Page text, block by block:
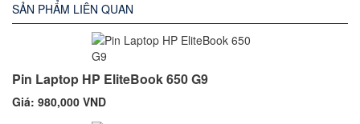
SẢN PHẨM LIÊN QUAN
Pin Laptop HP EliteBook 650 G9
Giá: 980,000 VND